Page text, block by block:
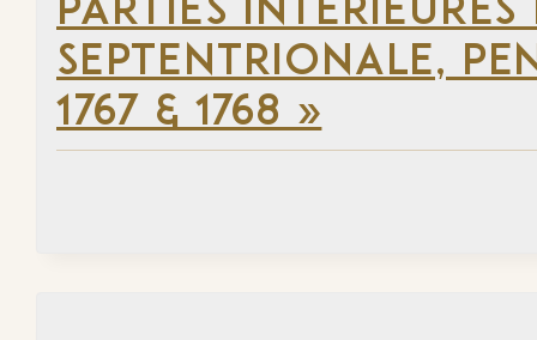
PARTIES
SEPTENTRIONALE,
1767 & 1768 »